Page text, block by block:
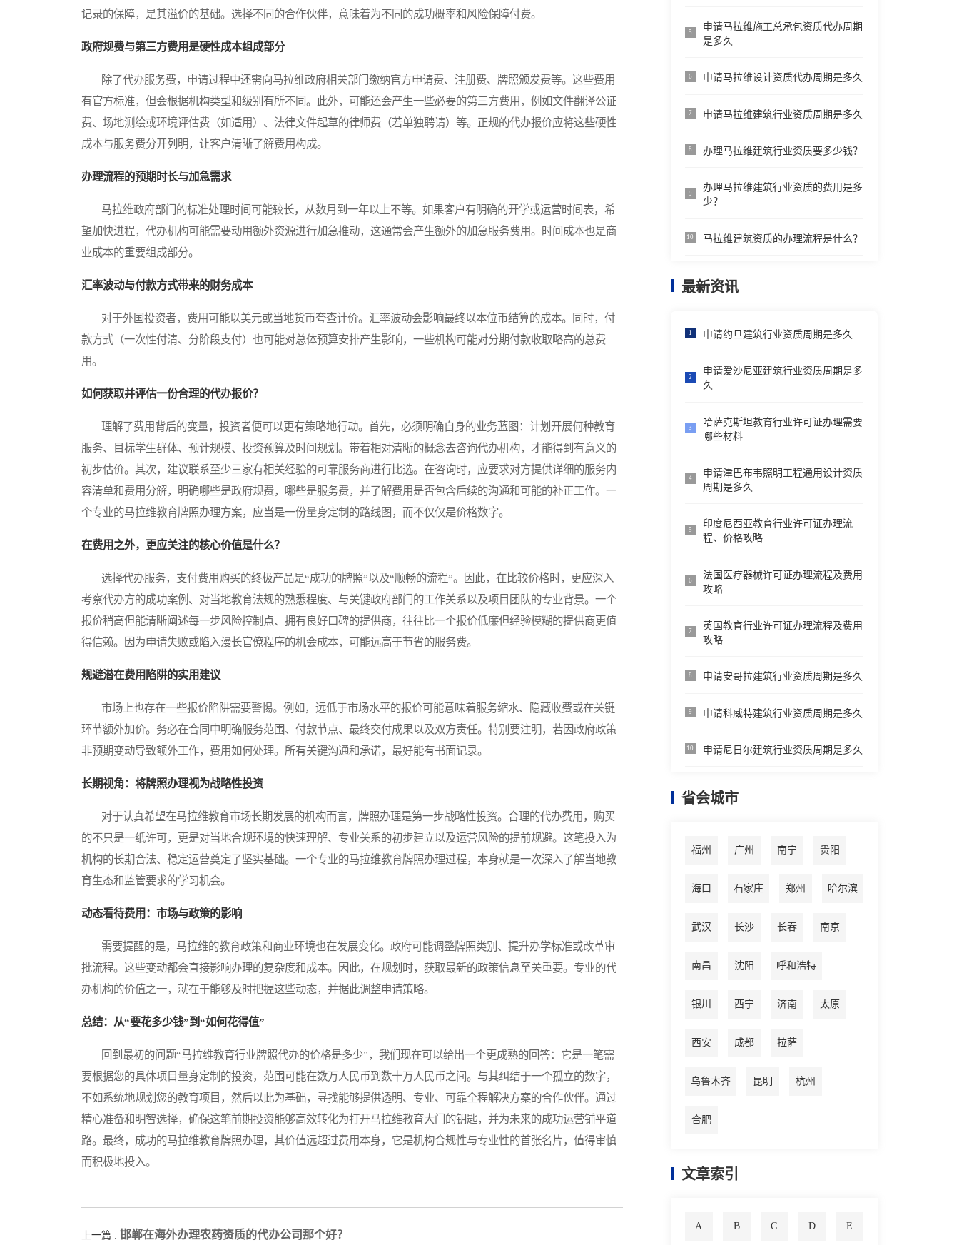
记录的保障，是其溢价的基础。选择不同的合作伙伴，意味着为不同的成功概率和风险保障付费。
政府规费与第三方费用是硬性成本组成部分
除了代办服务费，申请过程中还需向马拉维政府相关部门缴纳官方申请费、注册费、牌照颁发费等。这些费用
有官方标准，但会根据机构类型和级别有所不同。此外，可能还会产生一些必要的第三方费用，例如文件翻译公证
费、场地测绘或环境评估费（如适用）、法律文件起草的律师费（若单独聘请）等。正规的代办报价应将这些硬性
成本与服务费分开列明，让客户清晰了解费用构成。
办理流程的预期时长与加急需求
马拉维政府部门的标准处理时间可能较长，从数月到一年以上不等。如果客户有明确的开学或运营时间表，希
望加快进程，代办机构可能需要动用额外资源进行加急推动，这通常会产生额外的加急服务费用。时间成本也是商
业成本的重要组成部分。
汇率波动与付款方式带来的财务成本
对于外国投资者，费用可能以美元或当地货币夸查计价。汇率波动会影响最终以本位币结算的成本。同时，付
款方式（一次性付清、分阶段支付）也可能对总体预算安排产生影响，一些机构可能对分期付款收取略高的总费
用。
如何获取并评估一份合理的代办报价？
理解了费用背后的变量，投资者便可以更有策略地行动。首先，必须明确自身的业务蓝图：计划开展何种教育
服务、目标学生群体、预计规模、投资预算及时间规划。带着相对清晰的概念去咨询代办机构，才能得到有意义的
初步估价。其次，建议联系至少三家有相关经验的可靠服务商进行比选。在咨询时，应要求对方提供详细的服务内
容清单和费用分解，明确哪些是政府规费，哪些是服务费，并了解费用是否包含后续的沟通和可能的补正工作。一
个专业的马拉维教育牌照办理方案，应当是一份量身定制的路线图，而不仅仅是价格数字。
在费用之外，更应关注的核心价值是什么？
选择代办服务，支付费用购买的终极产品是“成功的牌照”以及“顺畅的流程”。因此，在比较价格时，更应深入
考察代办方的成功案例、对当地教育法规的熟悉程度、与关键政府部门的工作关系以及项目团队的专业背景。一个
报价稍高但能清晰阐述每一步风险控制点、拥有良好口碑的提供商，往往比一个报价低廉但经验模糊的提供商更值
得信赖。因为申请失败或陷入漫长官僚程序的机会成本，可能远高于节省的服务费。
规避潜在费用陷阱的实用建议
市场上也存在一些报价陷阱需要警惕。例如，远低于市场水平的报价可能意味着服务缩水、隐藏收费或在关键
环节额外加价。务必在合同中明确服务范围、付款节点、最终交付成果以及双方责任。特别要注明，若因政府政策
非预期变动导致额外工作，费用如何处理。所有关键沟通和承诺，最好能有书面记录。
长期视角：将牌照办理视为战略性投资
对于认真希望在马拉维教育市场长期发展的机构而言，牌照办理是第一步战略性投资。合理的代办费用，购买
的不只是一纸许可，更是对当地合规环境的快速理解、专业关系的初步建立以及运营风险的提前规避。这笔投入为
机构的长期合法、稳定运营奠定了坚实基础。一个专业的马拉维教育牌照办理过程，本身就是一次深入了解当地教
育生态和监管要求的学习机会。
动态看待费用：市场与政策的影响
需要提醒的是，马拉维的教育政策和商业环境也在发展变化。政府可能调整牌照类别、提升办学标准或改革审
批流程。这些变动都会直接影响办理的复杂度和成本。因此，在规划时，获取最新的政策信息至关重要。专业的代
办机构的价值之一，就在于能够及时把握这些动态，并据此调整申请策略。
总结：从“要花多少钱”到“如何花得值”
回到最初的问题“马拉维教育行业牌照代办的价格是多少”，我们现在可以给出一个更成熟的回答：它是一笔需
要根据您的具体项目量身定制的投资，范围可能在数万人民币到数十万人民币之间。与其纠结于一个孤立的数字，
不如系统地规划您的教育项目，然后以此为基础，寻找能够提供透明、专业、可靠全程解决方案的合作伙伴。通过
精心准备和明智选择，确保这笔前期投资能够高效转化为打开马拉维教育大门的钥匙，并为未来的成功运营铺平道
路。最终，成功的马拉维教育牌照办理，其价值远超过费用本身，它是机构合规性与专业性的首张名片，值得审慎
而积极地投入。
上一篇 : 邯郸在海外办理农药资质的代办公司那个好？
5
申请马拉维施工总承包资质代办周期
是多久
6 申请马拉维设计资质代办周期是多久
7 申请马拉维建筑行业资质周期是多久
8 办理马拉维建筑行业资质要多少钱？
9
办理马拉维建筑行业资质的费用是多
少？
10 马拉维建筑资质的办理流程是什么？
最新资讯
1 申请约旦建筑行业资质周期是多久
2
申请爱沙尼亚建筑行业资质周期是多
久
3
哈萨克斯坦教育行业许可证办理需要
哪些材料
4
申请津巴布韦照明工程通用设计资质
周期是多久
5
印度尼西亚教育行业许可证办理流
程、价格攻略
6
法国医疗器械许可证办理流程及费用
攻略
7
英国教育行业许可证办理流程及费用
攻略
8 申请安哥拉建筑行业资质周期是多久
9 申请科威特建筑行业资质周期是多久
10 申请尼日尔建筑行业资质周期是多久
省会城市
福州 广州 南宁 贵阳
海口 石家庄 郑州 哈尔滨
武汉 长沙 长春 南京
南昌 沈阳 呼和浩特
银川 西宁 济南 太原
西安 成都 拉萨
乌鲁木齐 昆明 杭州
合肥
文章索引
A B C D E